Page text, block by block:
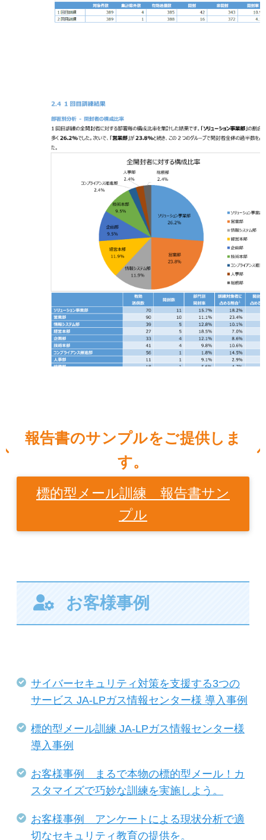
報告書のサンプルをご提供しま
す。
標的型メール訓練 報告書サン
プル
お客様事例
サイバーセキュリティ対策を支援する3つの
サービス JA-LPガス情報センター様 導入事例
標的型メール訓練 JA-LPガス情報センター様
導入事例
お客様事例 まるで本物の標的型メール！カ
スタマイズで巧妙な訓練を実施しよう。
お客様事例 アンケートによる現状分析で適
切なセキュリティ教育の提供を。